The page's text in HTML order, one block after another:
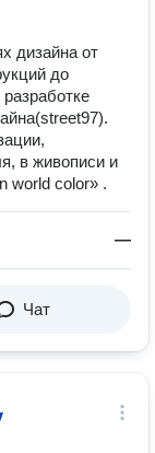
дизайна от
до
в живописи и
world color» .
—
Чат